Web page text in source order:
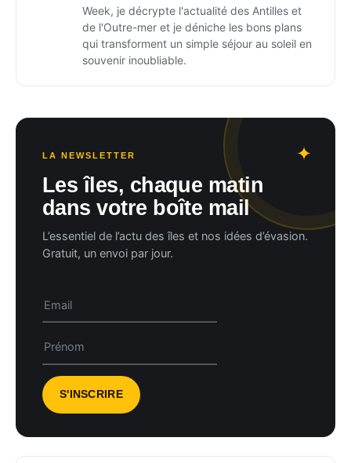
Week, je décrypte l'actualité des Antilles et
de l'Outre-mer et je déniche les bons plans
qui transforment un simple séjour au soleil en
souvenir inoubliable.
LA NEWSLETTER
Les îles, chaque matin
dans votre boîte mail
L’essentiel de l’actu des îles et nos idées d’évasion.
Gratuit, un envoi par jour.